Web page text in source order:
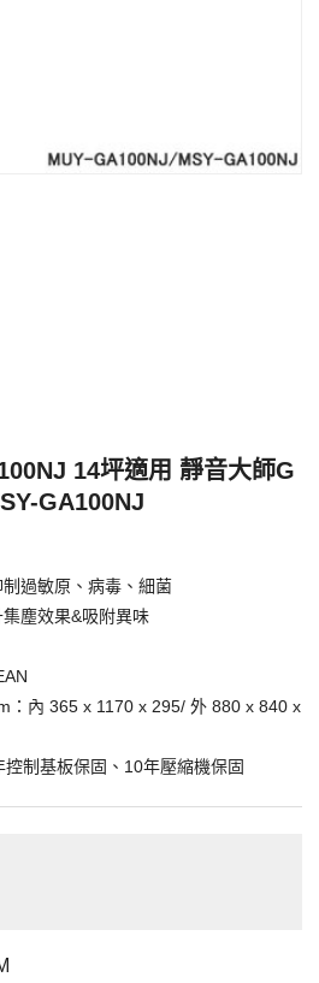
14坪適用 靜音大師G
GA100NJ
過敏原、病毒、細菌
塵效果&吸附異味
：內 365 x 1170 x 295/ 外 880 x 840 x
制基板保固、10年壓縮機保固